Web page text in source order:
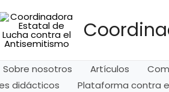
Sobre nosotros Artículos
didácticos
Plataforma contra